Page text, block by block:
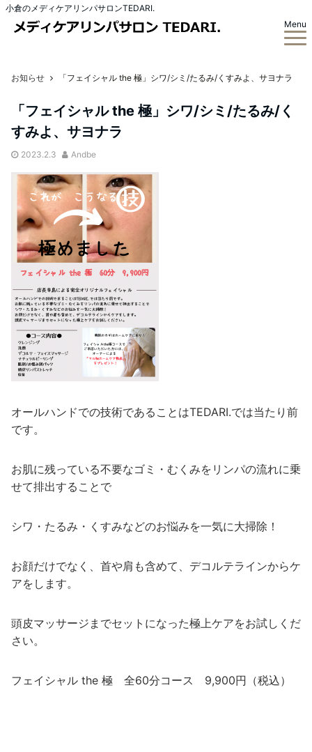
小倉のメディケアリンパサロンTEDARI.
Menu
お知らせ 「フェイシャル the 極」シワ/シミ/たるみ/くすみよ、サヨナラ
「フェイシャル the 極」シワ/シミ/たるみ/く
すみよ、サヨナラ
2023.2.3 Andbe
オールハンドでの技術であることはTEDARI.では当たり前
です。
お肌に残っている不要なゴミ・むくみをリンパの流れに乗
せて排出することで
シワ・たるみ・くすみなどのお悩みを一気に大掃除！
お顔だけでなく、首や肩も含めて、デコルテラインからケ
アをします。
頭皮マッサージまでセットになった極上ケアをお試しくだ
さい。
フェイシャル the 極 全60分コース 9,900円（税込）